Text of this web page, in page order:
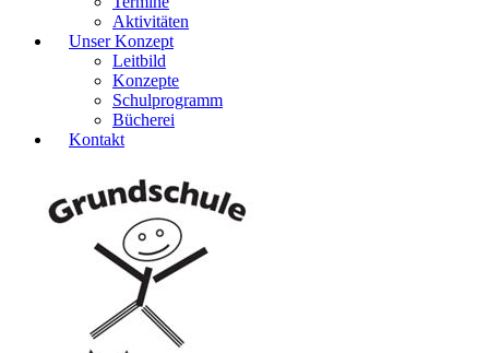
Aktivitäten
Unser Konzept
Leitbild
Konzepte
Schulprogramm
Bücherei
Kontakt